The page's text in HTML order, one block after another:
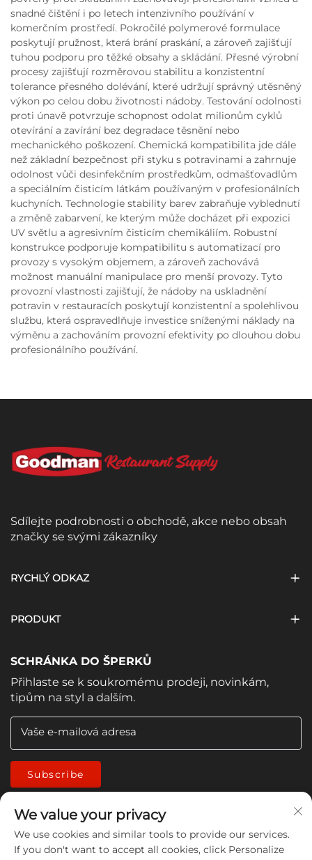
snadné čištění i po letech intenzivního používání v
komerčním prostředí. Pokročilé polymerové formulace
poskytují pružnost, která brání praskání, a zároveň zajišťují
tuhou podporu pro těžké obsahy a skládání. Přesné výrobní
procesy zajišťují rozměrovou stabilitu a konzistentní
tolerance přesného dolévání, které udržují správný utěsněný
výkon po celou dobu životnosti nádoby. Testování odolnosti
proti únavě potvrzuje schopnost odolat milionům cyklů
otevírání a zavírání bez degradace těsnění nebo
mechanického poškození. Chemická kompatibilita jde dále
než základní bezpečnost při styku s potravinami a zahrnuje
odolnost vůči desinfekčním prostředkům, odmašťovadlům
a speciálním čisticím látkám používaným v profesionálních
kuchyních. Technologie stability barev zabraňuje vyblednutí
a změně zabarvení, ke kterým může docházet při expozici
UV světlu a agresivním čisticím chemikáliím. Robustní
konstrukce podporuje kompatibilitu s automatizací pro
provozy s vysokým objemem, a zároveň zachovává
možnost manuální manipulace pro menší provozy. Tyto
provozní vlastnosti zajišťují, že nádoby na uskladnění
potravin v restauracích poskytují konzistentní a spolehlivou
službu, která ospravedlňuje investice sníženými náklady na
výměnu a zachováním provozní efektivity po dlouhou dobu
profesionálního používání.
Sdílejte podrobnosti o obchodě, akce nebo obsah
značky se svými zákazníky
RYCHLÝ ODKAZ
PRODUKT
SCHRÁNKA DO ŠPERKŮ
Přihlaste se k soukromému prodeji, novinkám,
tipům na styl a dalším.
Vaše e-mailová adresa
Subscribe
We value your privacy
We use cookies and similar tools to provide our services.
If you don't want to accept all cookies, click Personalize